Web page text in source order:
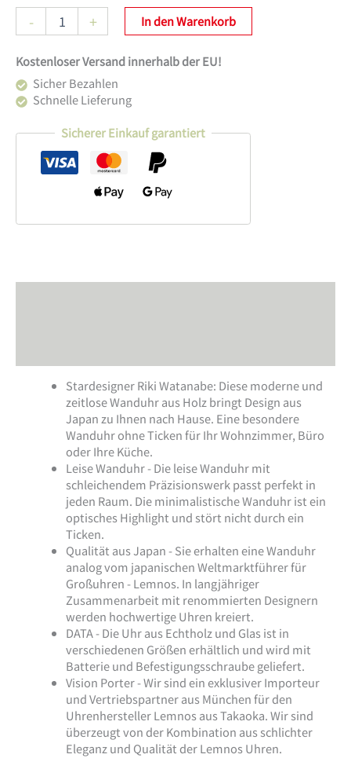
-
Menge
+ In den Warenkorb
Kostenloser Versand innerhalb der EU!
Sicher Bezahlen
Schnelle Lieferung
Sicherer Einkauf garantiert
Stardesigner Riki Watanabe: Diese moderne und
zeitlose Wanduhr aus Holz bringt Design aus
Japan zu Ihnen nach Hause. Eine besondere
Wanduhr ohne Ticken für Ihr Wohnzimmer, Büro
oder Ihre Küche.
Leise Wanduhr - Die leise Wanduhr mit
schleichendem Präzisionswerk passt perfekt in
jeden Raum. Die minimalistische Wanduhr ist ein
optisches Highlight und stört nicht durch ein
Ticken.
Qualität aus Japan - Sie erhalten eine Wanduhr
analog vom japanischen Weltmarktführer für
Großuhren - Lemnos. In langjähriger
Zusammenarbeit mit renommierten Designern
werden hochwertige Uhren kreiert.
DATA - Die Uhr aus Echtholz und Glas ist in
verschiedenen Größen erhältlich und wird mit
Batterie und Befestigungsschraube geliefert.
Vision Porter - Wir sind ein exklusiver Importeur
und Vertriebspartner aus München für den
Uhrenhersteller Lemnos aus Takaoka. Wir sind
überzeugt von der Kombination aus schlichter
Eleganz und Qualität der Lemnos Uhren.